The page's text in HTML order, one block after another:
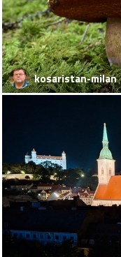
kosaristan-milan